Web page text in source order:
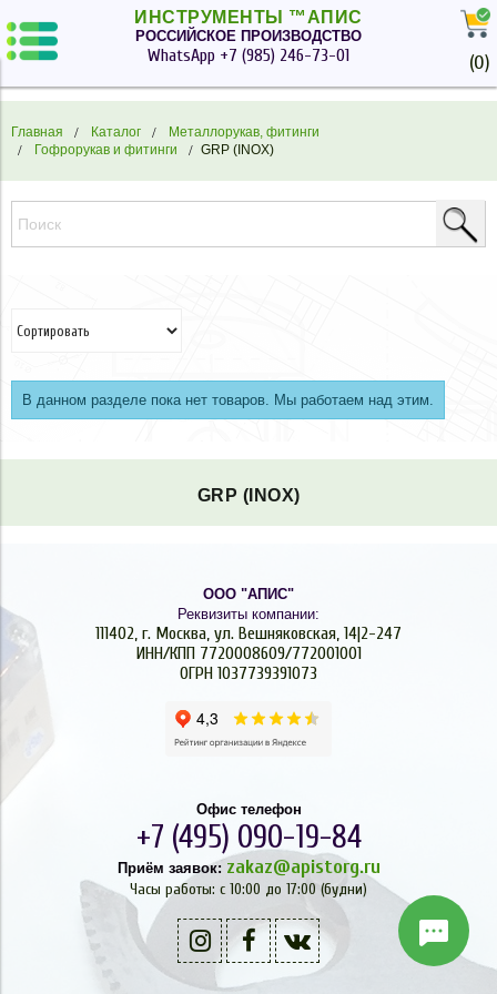
ИНСТРУМЕНТЫ ™АПИС
РОССИЙСКОЕ ПРОИЗВОДСТВО
WhatsApp +7 (985) 246-73-01 (0)
Главная Каталог
Металлорукав, фитинги
Гофрорукав и фитинги
GRP (INOX)
В данном разделе пока нет товаров. Мы работаем над этим.
GRP (INOX)
ООО "АПИС"
Реквизиты компании:
111402, г. Москва, ул. Вешняковская, 14|2-247
ИНН/КПП 7720008609/772001001
ОГРН 1037739391073
Офис телефон
+7 (495) 090-19-84
Приём заявок: zakaz@apistorg.ru
Часы работы: с 10:00 до 17:00 (будни)